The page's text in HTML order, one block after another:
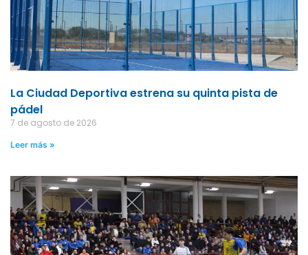
La Ciudad Deportiva estrena su quinta pista de
pádel
7 de agosto de 2026
Leer más »